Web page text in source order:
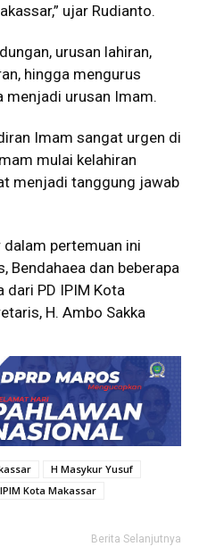
ujar Rudianto.
urusan lahiran,
hingga mengurus
menjadi urusan Imam.
Imam sangat urgen di
mulai kelahiran
menjadi tanggung jawab
dalam pertemuan ini
Bendahaea dan beberapa
dari PD IPIM Kota
H. Ambo Sakka
H Masykur Yusuf
Kota Makassar
Berita Selanjutnya